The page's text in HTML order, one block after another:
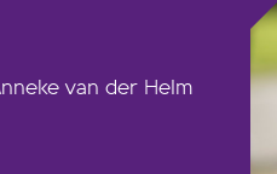
van der Helm